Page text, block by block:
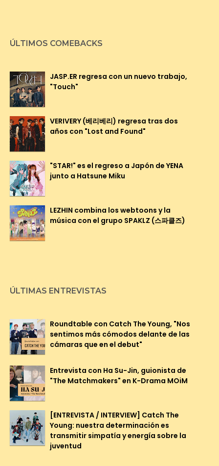
ÚLTIMOS COMEBACKS
JASP.ER regresa con un nuevo trabajo,
"Touch"
VERIVERY (베리베리) regresa tras dos
años con "Lost and Found"
"STAR!" es el regreso a Japón de YENA
junto a Hatsune Miku
LEZHIN combina los webtoons y la
música con el grupo SPAKLZ (스파클즈)
ÚLTIMAS ENTREVISTAS
Roundtable con Catch The Young, "Nos
sentimos más cómodos delante de las
cámaras que en el debut"
Entrevista con Ha Su-Jin, guionista de
"The Matchmakers" en K-Drama MOiM
[ENTREVISTA / INTERVIEW] Catch The
Young: nuestra determinación es
transmitir simpatía y energía sobre la
juventud